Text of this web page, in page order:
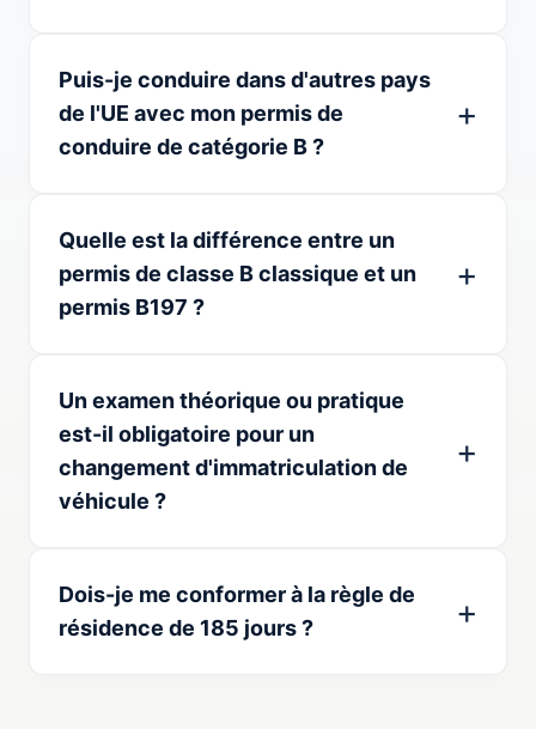
Puis-je conduire dans d'autres pays
de l'UE avec mon permis de
conduire de catégorie B ?
Quelle est la différence entre un
permis de classe B classique et un
permis B197 ?
Un examen théorique ou pratique
est-il obligatoire pour un
changement d'immatriculation de
véhicule ?
Dois-je me conformer à la règle de
résidence de 185 jours ?